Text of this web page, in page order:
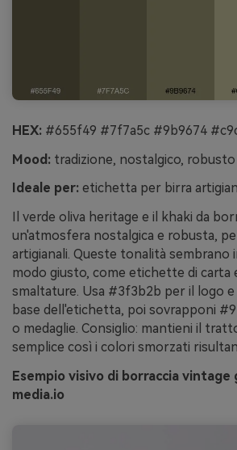
HEX: #655f49 #7f7a5c #9b9674
Mood: tradizione, nostalgico, robusto
Ideale per: etichetta per birra
Il verde oliva heritage e il khaki da
un'atmosfera nostalgica e robusta,
artigianali. Queste tonalità sembrano
modo giusto, come etichette di carta
smaltature. Usa #3f3b2b per il logo
base dell'etichetta, poi sovrapponi
o medaglie. Consiglio: mantieni il
semplice così i colori smorzati
Esempio visivo di borraccia vintage
media.io